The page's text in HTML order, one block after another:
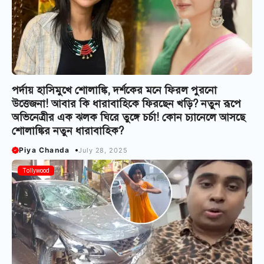
পর্দায় হাসিমুখে শোলাঙ্কি, দর্শকের মনে ফিরল পুরনো
উত্তেজনা! আবার কি ধারাবাহিকে ফিরছেন খড়ি? নতুন রূপে
অভিনেত্রীর এক ঝলক ঘিরে তুঙ্গে চর্চা! কোন চ্যানেলে আসছে
শোলাঙ্কির নতুন ধারাবাহিক?
Piya Chanda July 28, 2025
Tollywood